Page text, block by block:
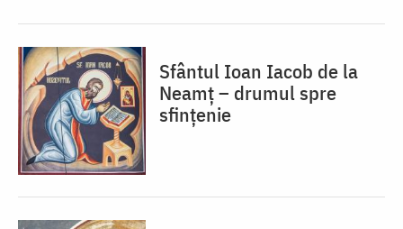
Sfântul Ioan Iacob de la
Neamț – drumul spre
sfințenie